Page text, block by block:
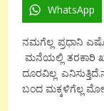
WhatsApp
ನಮಗೆಲ್ಲ ಪ್ರಧಾನಿ
ಮನೆಯಲ್ಲಿ ತರಕಾರಿ
ದೂರವಿಲ್ಲ
ಬಂದ ಮಕ್ಕಳಿಗೆಲ್ಲ